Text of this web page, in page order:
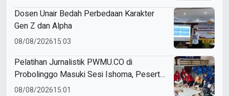
Dosen Unair Bedah Perbedaan Karakter
Gen Z dan Alpha
08/08/202615:03
Pelatihan Jurnalistik PWMU.CO di
Probolinggo Masuki Sesi Ishoma, Peserta
Antusias Ikuti Materi
08/08/202615:01